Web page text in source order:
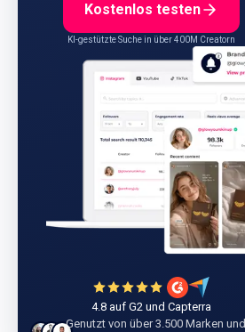
Kostenlos testen
KI-gestützte Suche in über 400M Creatorn
4.8 auf G2 und Capterra
Genutzt von über 3.500 Marken und